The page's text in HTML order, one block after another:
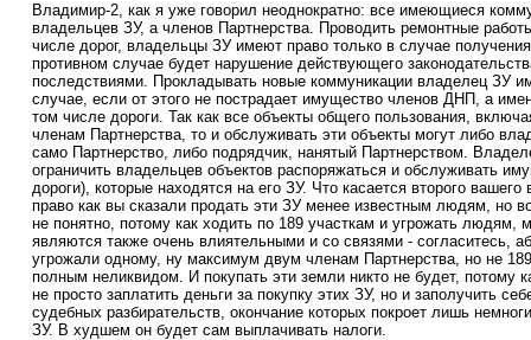
Владимир-2, как я уже говорил неоднократно: все имеющиеся
владельцев ЗУ, а членов Партнерства. Проводить ремонтные
числе дорог, владельцы ЗУ имеют право только в случае
противном случае будет нарушение действующего
последствиями. Прокладывать новые коммуникации владелец ЗУ
случае, если от этого не пострадает имущество членов ДНП, а
том числе дороги. Так как все объекты общего пользования,
членам Партнерства, то и обслуживать эти объекты могут либо
само Партнерство, либо подрядчик, нанятый Партнерством.
ограничить владельцев объектов распоряжаться и обслуживать
дороги), которые находятся на его ЗУ. Что касается второго
право как вы сказали продать эти ЗУ менее известным людям, но
не понятно, потому как ходить по 189 участкам и угрожать людям,
являются также очень влиятельными и со связями - согласитесь,
угрожали одному, ну максимум двум членам Партнерства, но не
полным неликвидом. И покупать эти земли никто не будет, потому
не просто заплатить деньги за покупку этих ЗУ, но и заполучить
судебных разбирательств, окончание которых покроет лишь
ЗУ. В худшем он будет сам выплачивать налоги.